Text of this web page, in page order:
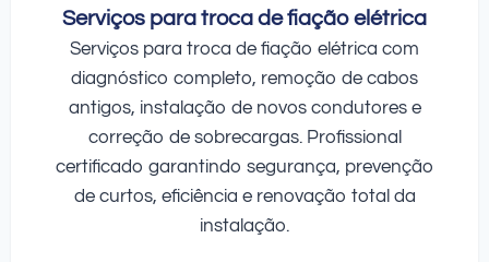
Serviços para troca de fiação elétrica
Serviços para troca de fiação elétrica com
diagnóstico completo, remoção de cabos
antigos, instalação de novos condutores e
correção de sobrecargas. Profissional
certificado garantindo segurança, prevenção
de curtos, eficiência e renovação total da
instalação.